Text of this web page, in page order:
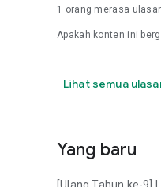
1 orang merasa
Apakah konten ini
Lihat semua
Yang baru